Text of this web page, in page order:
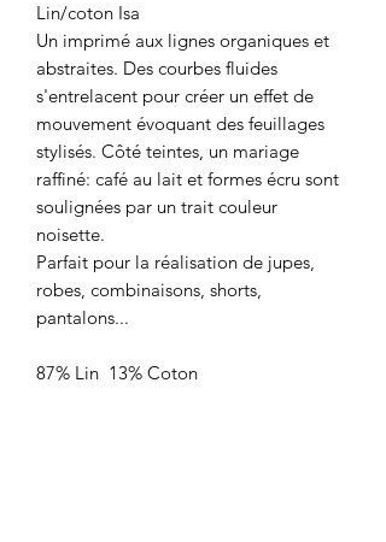
Lin/coton Isa
Un imprimé aux lignes organiques et
abstraites. Des courbes fluides
s'entrelacent pour créer un effet de
mouvement évoquant des feuillages
stylisés. Côté teintes, un mariage
raffiné: café au lait et formes écru sont
soulignées par un trait couleur
noisette.
Parfait pour la réalisation de jupes,
robes, combinaisons, shorts,
pantalons...
87% Lin 13% Coton